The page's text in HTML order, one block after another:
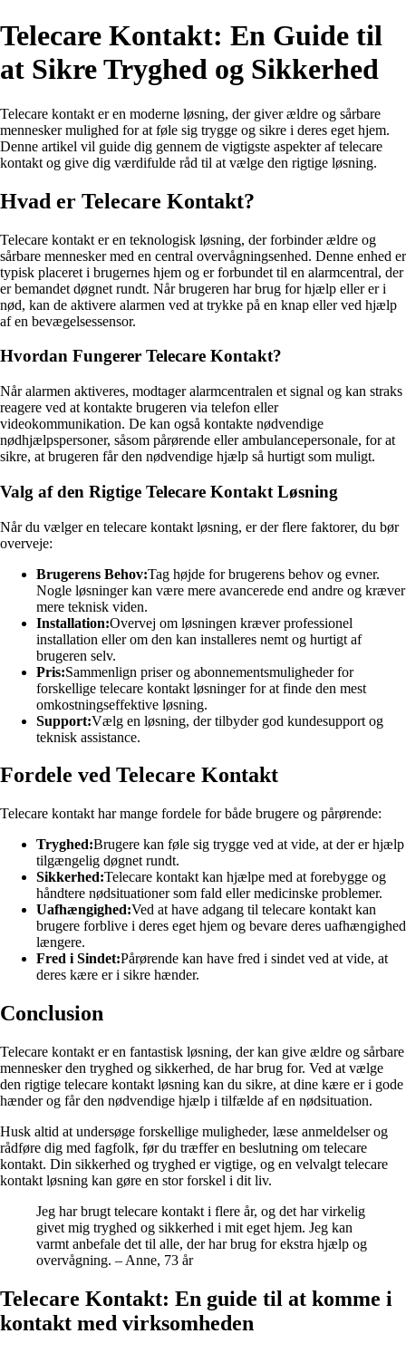
Telecare Kontakt: En Guide til
at Sikre Tryghed og Sikkerhed
Telecare kontakt er en moderne løsning, der giver ældre og sårbare
mennesker mulighed for at føle sig trygge og sikre i deres eget hjem.
Denne artikel vil guide dig gennem de vigtigste aspekter af telecare
kontakt og give dig værdifulde råd til at vælge den rigtige løsning.
Hvad er Telecare Kontakt?
Telecare kontakt er en teknologisk løsning, der forbinder ældre og
sårbare mennesker med en central overvågningsenhed. Denne enhed er
typisk placeret i brugernes hjem og er forbundet til en alarmcentral, der
er bemandet døgnet rundt. Når brugeren har brug for hjælp eller er i
nød, kan de aktivere alarmen ved at trykke på en knap eller ved hjælp
af en bevægelsessensor.
Hvordan Fungerer Telecare Kontakt?
Når alarmen aktiveres, modtager alarmcentralen et signal og kan straks
reagere ved at kontakte brugeren via telefon eller
videokommunikation. De kan også kontakte nødvendige
nødhjælpspersoner, såsom pårørende eller ambulancepersonale, for at
sikre, at brugeren får den nødvendige hjælp så hurtigt som muligt.
Valg af den Rigtige Telecare Kontakt Løsning
Når du vælger en telecare kontakt løsning, er der flere faktorer, du bør
overveje:
Brugerens Behov:Tag højde for brugerens behov og evner.
Nogle løsninger kan være mere avancerede end andre og kræver
mere teknisk viden.
Installation:Overvej om løsningen kræver professionel
installation eller om den kan installeres nemt og hurtigt af
brugeren selv.
Pris:Sammenlign priser og abonnementsmuligheder for
forskellige telecare kontakt løsninger for at finde den mest
omkostningseffektive løsning.
Support:Vælg en løsning, der tilbyder god kundesupport og
teknisk assistance.
Fordele ved Telecare Kontakt
Telecare kontakt har mange fordele for både brugere og pårørende:
Tryghed:Brugere kan føle sig trygge ved at vide, at der er hjælp
tilgængelig døgnet rundt.
Sikkerhed:Telecare kontakt kan hjælpe med at forebygge og
håndtere nødsituationer som fald eller medicinske problemer.
Uafhængighed:Ved at have adgang til telecare kontakt kan
brugere forblive i deres eget hjem og bevare deres uafhængighed
længere.
Fred i Sindet:Pårørende kan have fred i sindet ved at vide, at
deres kære er i sikre hænder.
Conclusion
Telecare kontakt er en fantastisk løsning, der kan give ældre og sårbare
mennesker den tryghed og sikkerhed, de har brug for. Ved at vælge
den rigtige telecare kontakt løsning kan du sikre, at dine kære er i gode
hænder og får den nødvendige hjælp i tilfælde af en nødsituation.
Husk altid at undersøge forskellige muligheder, læse anmeldelser og
rådføre dig med fagfolk, før du træffer en beslutning om telecare
kontakt. Din sikkerhed og tryghed er vigtige, og en velvalgt telecare
kontakt løsning kan gøre en stor forskel i dit liv.
Jeg har brugt telecare kontakt i flere år, og det har virkelig
givet mig tryghed og sikkerhed i mit eget hjem. Jeg kan
varmt anbefale det til alle, der har brug for ekstra hjælp og
overvågning. – Anne, 73 år
Telecare Kontakt: En guide til at komme i
kontakt med virksomheden